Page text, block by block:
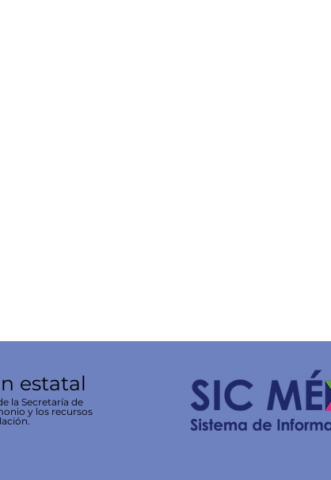
estatal
la Secretaría de
y los recursos